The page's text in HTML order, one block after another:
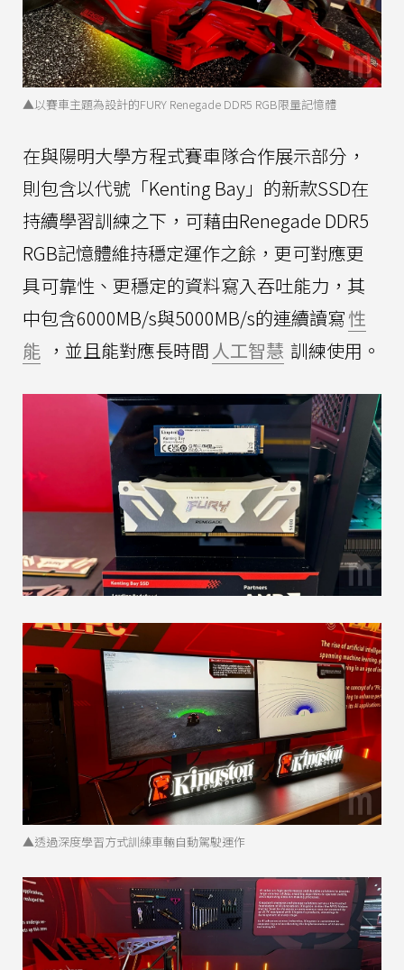
▲以賽車主題為設計的FURY Renegade DDR5 RGB限量記憶體
在與陽明大學方程式賽車隊合作展示部分，
則包含以代號「Kenting Bay」的新款SSD在
持續學習訓練之下，可藉由Renegade DDR5
RGB記憶體維持穩定運作之餘，更可對應更
具可靠性、更穩定的資料寫入吞吐能力，其
中包含6000MB/s與5000MB/s的連續讀寫性
能 ，並且能對應長時間 人工智慧 訓練使用。
▲透過深度學習方式訓練車輛自動駕駛運作